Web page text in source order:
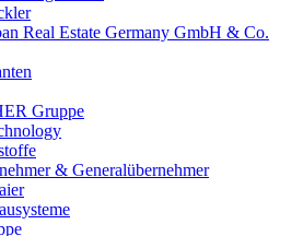
Real Estate Germany GmbH & Co.
Gruppe
& Generalübernehmer